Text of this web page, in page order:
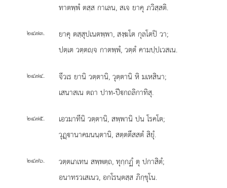
ทาตพฺพํ ตสฺส กาเลน, สเจ ยาคุ ภวิสฺสติ.
๒๔๗๓.
ยาคุ ตสฺสุปเนตพฺพา, สงฺฆโต กุลโตปิ วา;
ปตฺเต วตฺตฺจ กาตพฺพํ, วตฺตํ คามปฺปเวสเน.
๒๔๗๔.
จีวเร ยานิ วตฺตานิ, วุตฺตานิ หิ มเหสินา;
เสนาสเน ตถา ปาท-ปีกถลิกาทิสุ.
๒๔๗๕.
เอวมาทีนิ วตฺตานิ, สพฺพานิ ปน โรคโต;
วุฏฺานาคมนนฺตานิ, สตฺตตึสสตํ สิยุํ.
๒๔๗๖.
วตฺตเภเทน สพฺพตฺถ, ทุกฺกฏํ ตุ ปกาสิตํ;
อนาทรวเสเนว, อกโรนฺตสฺส ภิกฺขุโน.